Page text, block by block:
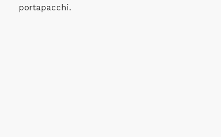
portapacchi.